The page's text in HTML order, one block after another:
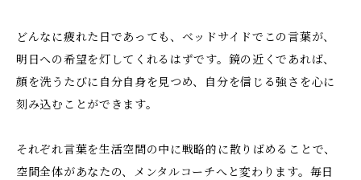
どんなに疲れた日であっても、ベッドサイドでこの言葉が、
明日への希望を灯してくれるはずです。鏡の近くであれば、
顔を洗うたびに自分自身を見つめ、自分を信じる強さを心に
刻み込むことができます。
それぞれ言葉を生活空間の中に戦略的に散りばめることで、
空間全体があなたの、メンタルコーチへと変わります。毎日